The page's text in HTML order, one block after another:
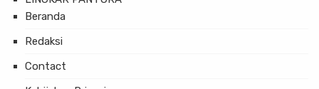
Beranda
Redaksi
Contact